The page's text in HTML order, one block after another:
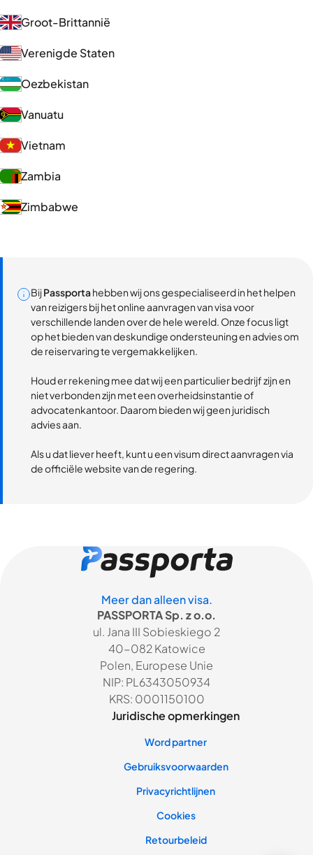
Groot-Brittannië
Verenigde Staten
Oezbekistan
Vanuatu
Vietnam
Zambia
Zimbabwe
BijPassportahebben wij ons gespecialiseerd in het helpen
van reizigers bij het online aanvragen van visa voor
verschillende landen over de hele wereld. Onze focus ligt
op het bieden van deskundige ondersteuning en advies om
de reiservaring te vergemakkelijken.
Houd er rekening mee dat wij een particulier bedrijf zijn en
niet verbonden zijn met een overheidsinstantie of
advocatenkantoor. Daarom bieden wij geen juridisch
advies aan.
Als u dat liever heeft, kunt u een visum direct aanvragen via
de officiële website van de regering.
Meer dan alleen visa.
PASSPORTA Sp. z o.o.
ul. Jana III Sobieskiego 2
40-082 Katowice
Polen, Europese Unie
NIP: PL6343050934
KRS: 0001150100
Juridische opmerkingen
Word partner
Gebruiksvoorwaarden
Privacyrichtlijnen
Cookies
Retourbeleid